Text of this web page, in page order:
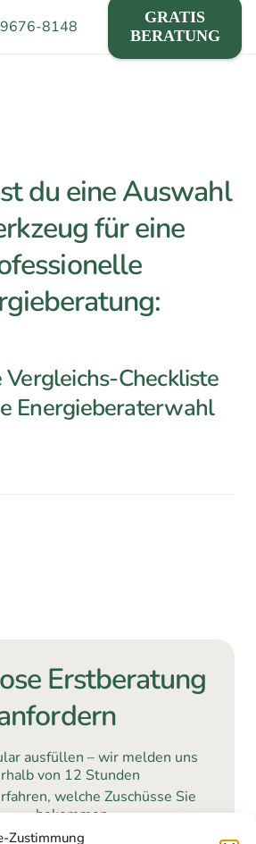
Zustimmung
8148
GRATIS
BERATUNG
du eine Auswahl
für eine
Vergleichs-Checkliste
Energieberaterwahl
Erstberatung
ausfüllen – wir melden uns
von 12 Stunden
welche Zuschüsse Sie
bekommen
unverbindlich – Ihre Daten sind